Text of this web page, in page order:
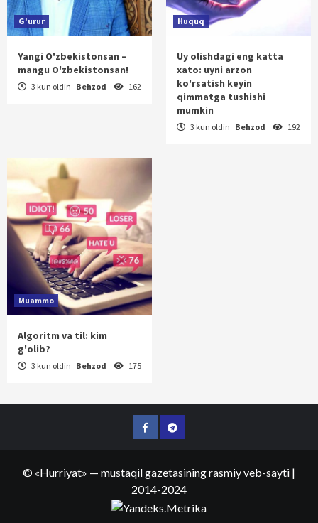
G'urur
Yangi O'zbekistonsan –
mangu O'zbekistonsan!
3 kun oldin Behzod 162
Huquq
Uy olishdagi eng katta
xato: uyni arzon
ko'rsatish keyin
qimmatga tushishi
mumkin
3 kun oldin Behzod 192
Muammo
Algoritm va til: kim
g'olib?
3 kun oldin Behzod 175
FacebookTelegram
© «Hurriyat» — mustaqil gazetasining rasmiy veb-sayti |
2014-2024